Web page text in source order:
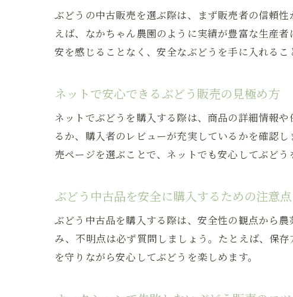
高級
中古
ぶどうの中古販売を選ぶ際は、まず販売者の信頼
えば、なかちゃん農園のように実績が豊富な生産
安を感じることなく、安全なぶどうを手に入れるこ
ネットで安心できるぶどう販売の見極め方
ネットでぶどうを購入する際は、商品の詳細情報
るか、購入者のレビューが充実しているかを確認
売ページを選ぶことで、ネットでも安心してぶどう
ぶどう中古品を安全に購入するための注意点
ぶどう中古品を購入する際は、安全性の観点から
み、不明点は必ず質問しましょう。たとえば、保
を守りながら安心してぶどうを楽しめます。